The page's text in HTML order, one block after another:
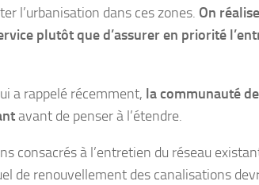
l’urbanisation dans ces zones. On
plutôt que d’assurer en priorité
a rappelé récemment, la communauté
avant de penser à l’étendre.
consacrés à l’entretien du réseau
de renouvellement des canalisations